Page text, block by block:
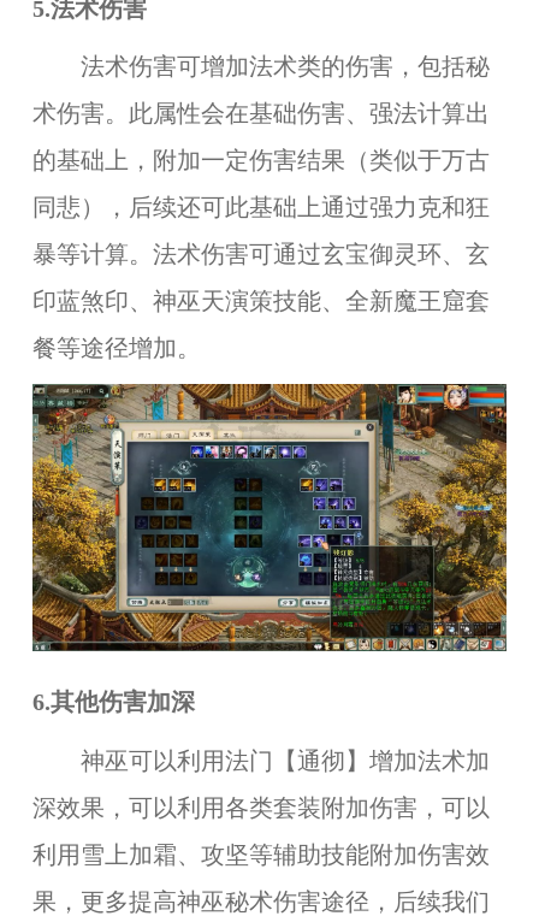
5.法术伤害
法术伤害可增加法术类的伤害，包括秘
术伤害。此属性会在基础伤害、强法计算出
的基础上，附加一定伤害结果（类似于万古
同悲），后续还可此基础上通过强力克和狂
暴等计算。法术伤害可通过玄宝御灵环、玄
印蓝煞印、神巫天演策技能、全新魔王窟套
餐等途径增加。
6.其他伤害加深
神巫可以利用法门【通彻】增加法术加
深效果，可以利用各类套装附加伤害，可以
利用雪上加霜、攻坚等辅助技能附加伤害效
果，更多提高神巫秘术伤害途径，后续我们